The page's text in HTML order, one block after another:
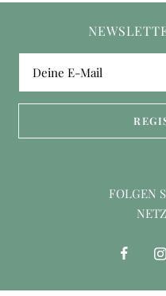
Deine E-Mail
FOLGEN